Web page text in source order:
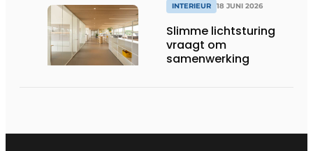
INTERIEUR 18 JUNI 2026
Slimme lichtsturing
vraagt om
samenwerking